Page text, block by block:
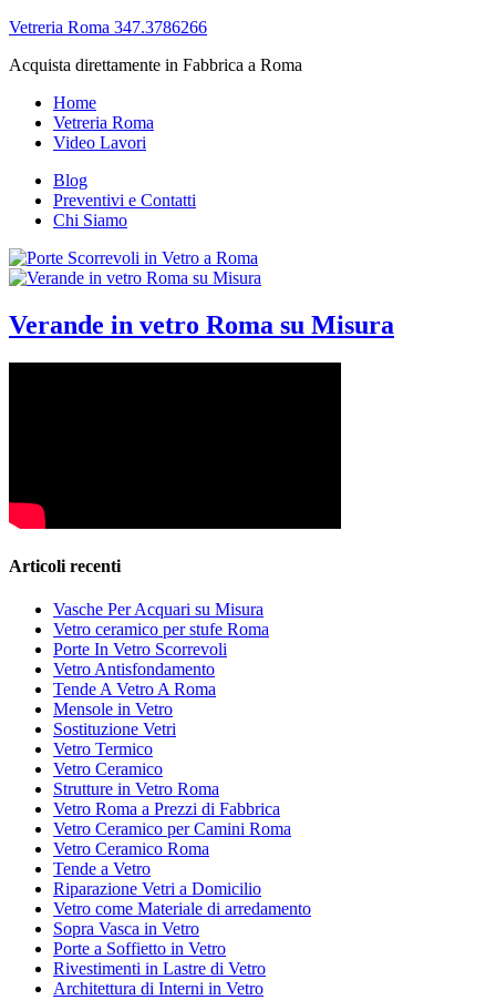
Vetreria Roma 347.3786266
Acquista direttamente in Fabbrica a Roma
Home
Vetreria Roma
Video Lavori
Blog
Preventivi e Contatti
Chi Siamo
Verande in vetro Roma su Misura
Articoli recenti
Vasche Per Acquari su Misura
Vetro ceramico per stufe Roma
Porte In Vetro Scorrevoli
Vetro Antisfondamento
Tende A Vetro A Roma
Mensole in Vetro
Sostituzione Vetri
Vetro Termico
Vetro Ceramico
Strutture in Vetro Roma
Vetro Roma a Prezzi di Fabbrica
Vetro Ceramico per Camini Roma
Vetro Ceramico Roma
Tende a Vetro
Riparazione Vetri a Domicilio
Vetro come Materiale di arredamento
Sopra Vasca in Vetro
Porte a Soffietto in Vetro
Rivestimenti in Lastre di Vetro
Architettura di Interni in Vetro